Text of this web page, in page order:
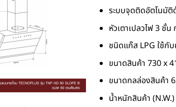
ระบบจุดติดอัตโนมั
หัวเตาเปลวไฟ 3 ชั้
ชนิดแก๊ส LPG ใช้กั
ขนาดสินค้า 730 x
ขนาดกลล่องสินค้า
น้ำหนักสินค้า